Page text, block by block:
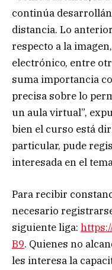
continúa
distancia. Lo
respecto a la
electrónico, entre
suma importancia
precisa sobre lo
un aula virtual”,
bien el curso está
particular, pude
interesada en el
Para recibir
necesario
siguiente liga:
B9. Quienes no
les interesa la